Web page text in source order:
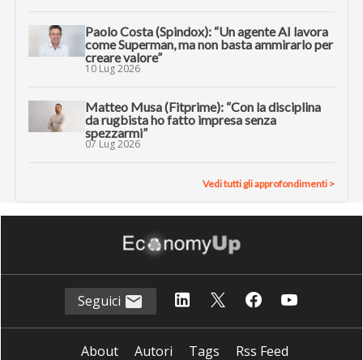
Paolo Costa (Spindox): “Un agente AI lavora
come Superman, ma non basta ammirarlo per
creare valore”
10 Lug 2026
Matteo Musa (Fitprime): “Con la disciplina
da rugbista ho fatto impresa senza
spezzarmi”
07 Lug 2026
Vedi tutti gli approfondimenti >
Seguici
About Autori Tags
Rss Feed